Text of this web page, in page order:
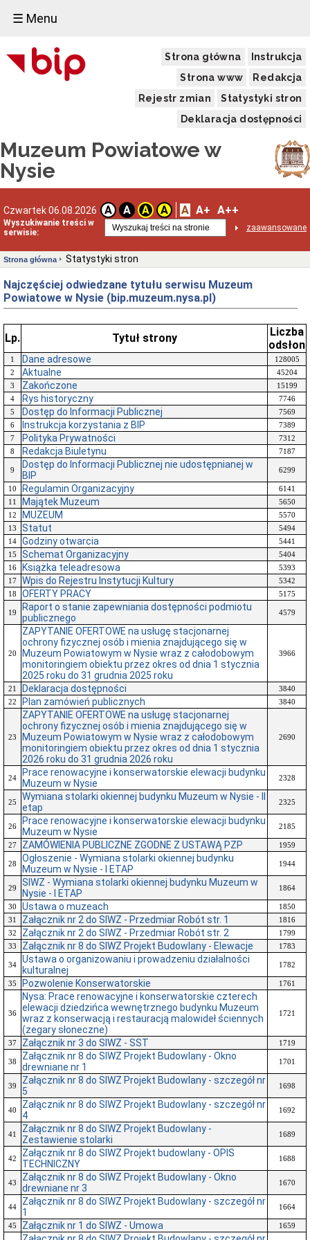
☰ Menu
Strona główna
Instrukcja
Strona www
Redakcja
Rejestr zmian
Statystyki stron
Deklaracja dostępności
Muzeum Powiatowe w
Nysie
Czwartek 06.08.2026 A A A A A A+ A++
Wyszukiwanie treści w
serwisie:
zaawansowane
Strona główna Statystyki stron
Najczęściej odwiedzane tytułu serwisu Muzeum
Powiatowe w Nysie (bip.muzeum.nysa.pl)
Lp. Tytuł strony
Liczba
odsłon
1 Dane adresowe
128005
2
Aktualne
45204
3
Zakończone
15199
4
Rys historyczny
7746
5
Dostęp do Informacji Publicznej
7569
6
Instrukcja korzystania z BIP
7389
7
Polityka Prywatności
7312
8
Redakcja Biuletynu 7187
9
Dostęp do Informacji Publicznej nie udostępnianej w
BIP
6299
10 Regulamin Organizacyjny
6141
11
Majątek Muzeum
5650
12
MUZEUM
5570
13
Statut
5494
14
Godziny otwarcia
5441
15
Schemat Organizacyjny
5404
16
Książka teleadresowa
5393
17
Wpis do Rejestru Instytucji Kultury
5342
18
OFERTY PRACY 5175
19
Raport o stanie zapewniania dostępności podmiotu
publicznego
4579
20
ZAPYTANIE OFERTOWE na usługę stacjonarnej
ochrony fizycznej osób i mienia znajdującego się w
Muzeum Powiatowym w Nysie wraz z całodobowym
monitoringiem obiektu przez okres od dnia 1 stycznia
2025 roku do 31 grudnia 2025 roku
3966
21 Deklaracja dostępności
3840
22
Plan zamówień publicznych 3840
23
ZAPYTANIE OFERTOWE na usługę stacjonarnej
ochrony fizycznej osób i mienia znajdującego się w
Muzeum Powiatowym w Nysie wraz z całodobowym
monitoringiem obiektu przez okres od dnia 1 stycznia
2026 roku do 31 grudnia 2026 roku
2690
24
Prace renowacyjne i konserwatorskie elewacji budynku
Muzeum w Nysie
2328
25
Wymiana stolarki okiennej budynku Muzeum w Nysie - II
etap
2325
26
Prace renowacyjne i konserwatorskie elewacji budynku
Muzeum w Nysie
2185
27 ZAMÓWIENIA PUBLICZNE ZGODNE Z USTAWĄ PZP 1959
28
Ogłoszenie - Wymiana stolarki okiennej budynku
Muzeum w Nysie - I ETAP
1944
29
SIWZ - Wymiana stolarki okiennej budynku Muzeum w
Nysie - I ETAP
1864
30 Ustawa o muzeach
1850
31
Załącznik nr 2 do SIWZ - Przedmiar Robót str. 1
1816
32
Załącznik nr 2 do SIWZ - Przedmiar Robót str. 2
1799
33
Załącznik nr 8 do SIWZ Projekt Budowlany - Elewacje 1783
34
Ustawa o organizowaniu i prowadzeniu działalności
kulturalnej
1782
35 Pozwolenie Konserwatorskie 1761
36
Nysa: Prace renowacyjne i konserwatorskie czterech
elewacji dziedzińca wewnętrznego budynku Muzeum
wraz z konserwacją i restauracją malowideł ściennych
(zegary słoneczne)
1721
37 Załącznik nr 3 do SIWZ - SST 1719
38
Załącznik nr 8 do SIWZ Projekt Budowlany - Okno
drewniane nr 1
1701
39
Załącznik nr 8 do SIWZ Projekt Budowlany - szczegół nr
5
1698
40
Załącznik nr 8 do SIWZ Projekt Budowlany - szczegół nr
4
1692
41
Załącznik nr 8 do SIWZ Projekt Budowlany -
Zestawienie stolarki
1689
42
Załącznik nr 8 do SIWZ Projekt budowlany - OPIS
TECHNICZNY
1688
43
Załącznik nr 8 do SIWZ Projekt Budowlany - Okno
drewniane nr 3
1670
44
Załącznik nr 8 do SIWZ Projekt Budowlany - szczegół nr
1
1664
45 Załącznik nr 1 do SIWZ - Umowa 1659